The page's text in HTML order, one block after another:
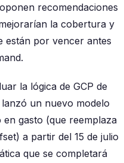
recomendaciones
la cobertura y
están por vencer antes
la lógica de GCP de
un nuevo modelo
gasto (que reemplaza
a partir del 15 de julio
que se completará